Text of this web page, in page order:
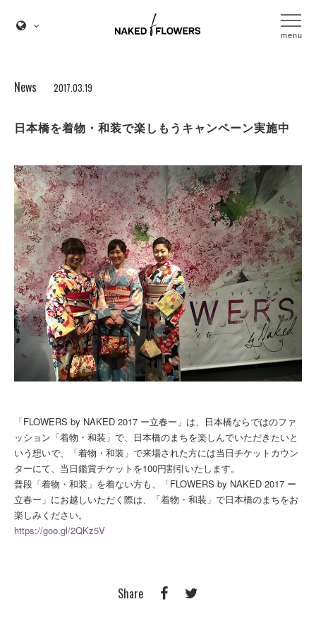
menu
News 2017.03.19
日本橋を着物・和装で楽しもうキャンペーン実施中
「FLOWERS by NAKED 2017 ー立春ー」は、日本橋ならではのファ
ッション「着物・和装」で、日本橋のまちを楽しんでいただきたいと
いう想いで、「着物・和装」で来場された方には当日チケットカウン
ターにて、当日鑑賞チケットを100円割引いたします。
普段「着物・和装」を着ない方も、「FLOWERS by NAKED 2017 ー
立春ー」にお越しいただく際は、「着物・和装」で日本橋のまちをお
楽しみください。
https://goo.gl/2QKz5V
Share